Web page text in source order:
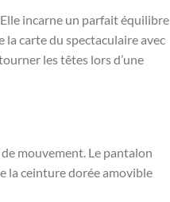
incarne un parfait équilibre
la carte du spectaculaire avec
les têtes lors d’une
mouvement. Le pantalon
la ceinture dorée amovible